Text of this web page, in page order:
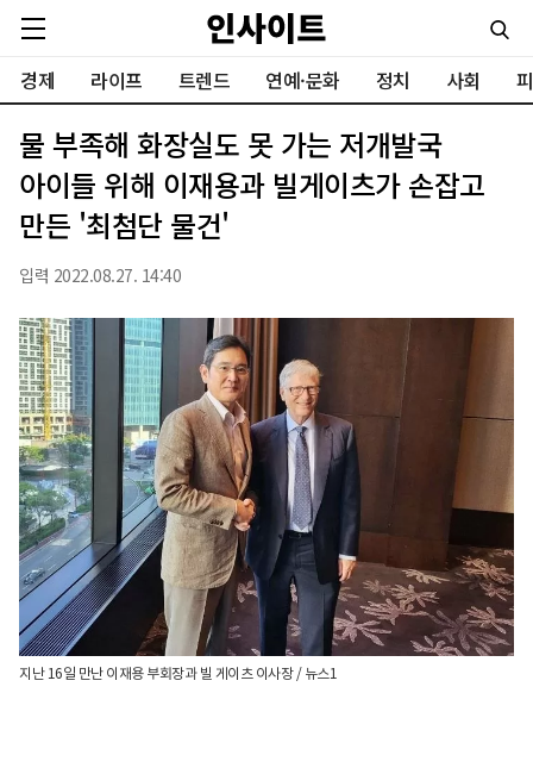
경제 라이프 트렌드 연예·문화 정치 사회
물 부족해 화장실도 못 가는 저개발국
아이들 위해 이재용과 빌게이츠가 손잡고
만든 '최첨단 물건'
입력 2022.08.27. 14:40
지난 16일 만난 이재용 부회장과 빌 게이츠 이사장 / 뉴스1